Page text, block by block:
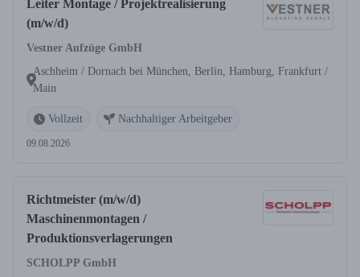
Leiter Montage / Projektrealisierung
(m/w/d)
Vestner Aufzüge GmbH
Aschheim / Dornach bei München, Berlin, Hamburg, Frankfurt /
Main
Vollzeit Nachhaltiger Arbeitgeber
09.08.2026
Richtmeister (m/w/d)
Maschinenmontagen /
Produktionsverlagerungen
SCHOLPP GmbH